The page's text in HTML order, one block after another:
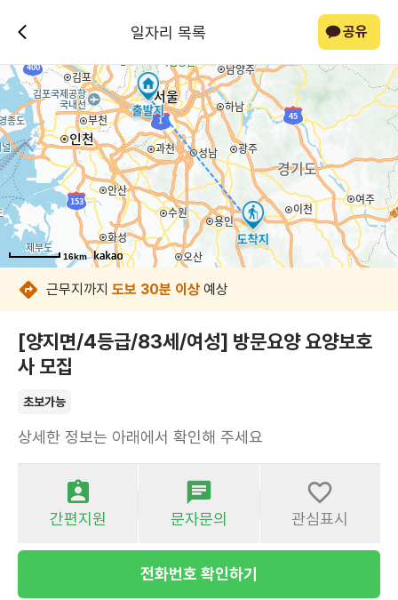
일자리 목록 공유
16km
16km
16km
16km
16km
16km
16km
근무지까지 도보 30분 이상 예상
[양지면/4등급/83세/여성] 방문요양 요양보호
사 모집
초보가능
상세한 정보는 아래에서 확인해 주세요
간편지원 문자문의 관심표시
전화번호 확인하기